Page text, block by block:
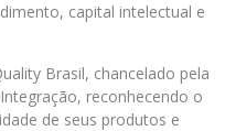
capital intelectual e
Brasil, chancelado pela
reconhecendo o
de seus produtos e